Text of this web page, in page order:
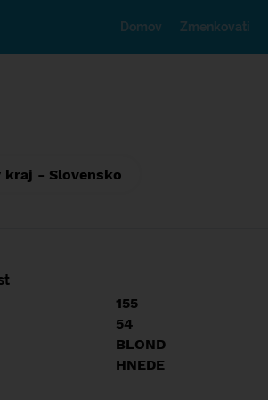
Domov Zmenkovati
kraj - Slovensko
155
54
BLOND
HNEDE